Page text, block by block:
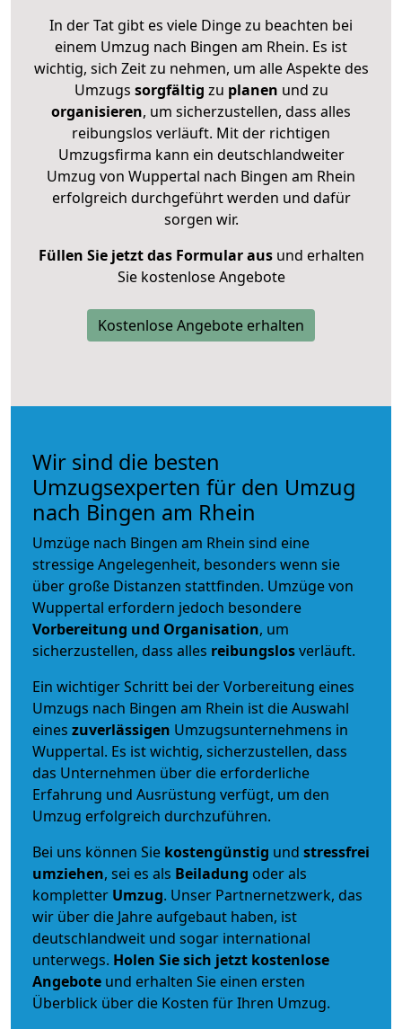
In der Tat gibt es viele Dinge zu beachten bei
einem Umzug nach Bingen am Rhein. Es ist
wichtig, sich Zeit zu nehmen, um alle Aspekte des
Umzugs sorgfältig zu planen und zu
organisieren, um sicherzustellen, dass alles
reibungslos verläuft. Mit der richtigen
Umzugsfirma kann ein deutschlandweiter
Umzug von Wuppertal nach Bingen am Rhein
erfolgreich durchgeführt werden und dafür
sorgen wir.
Füllen Sie jetzt das Formular ausund erhalten
Sie kostenlose Angebote
Kostenlose Angebote erhalten
Wir sind die besten
Umzugsexperten für den Umzug
nach Bingen am Rhein
Umzüge nach Bingen am Rhein sind eine
stressige Angelegenheit, besonders wenn sie
über große Distanzen stattfinden. Umzüge von
Wuppertal erfordern jedoch besondere
Vorbereitung und Organisation, um
sicherzustellen, dass alles reibungslosverläuft.
Ein wichtiger Schritt bei der Vorbereitung eines
Umzugs nach Bingen am Rhein ist die Auswahl
eines zuverlässigen Umzugsunternehmens in
Wuppertal. Es ist wichtig, sicherzustellen, dass
das Unternehmen über die erforderliche
Erfahrung und Ausrüstung verfügt, um den
Umzug erfolgreich durchzuführen.
Bei uns können Sie kostengünstig und stressfrei
umziehen, sei es als Beiladung oder als
kompletter Umzug. Unser Partnernetzwerk, das
wir über die Jahre aufgebaut haben, ist
deutschlandweit und sogar international
unterwegs. Holen Sie sich jetzt kostenlose
Angebote und erhalten Sie einen ersten
Überblick über die Kosten für Ihren Umzug.